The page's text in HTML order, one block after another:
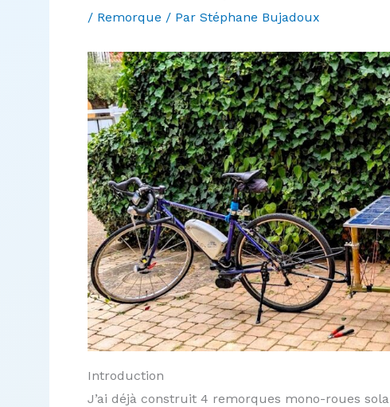
/ Remorque / Par Stéphane Bujadoux
Introduction
J’ai déjà construit 4 remorques mono-roues